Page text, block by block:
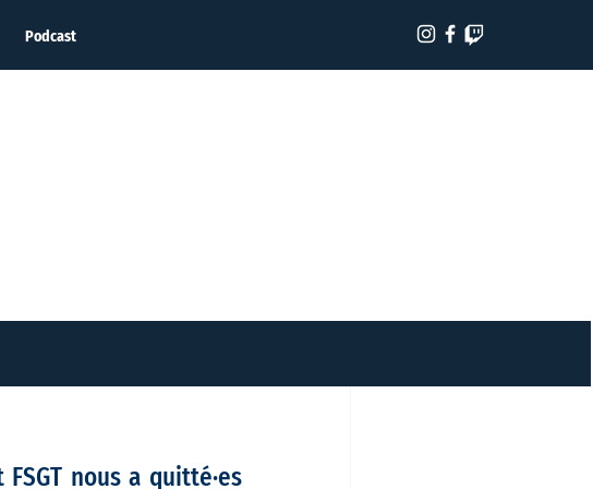
Podcast
nous a quitté·es